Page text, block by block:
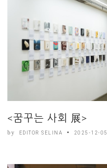
<꿈꾸는 사회 展>
by EDITOR SELINA 2025-12-05